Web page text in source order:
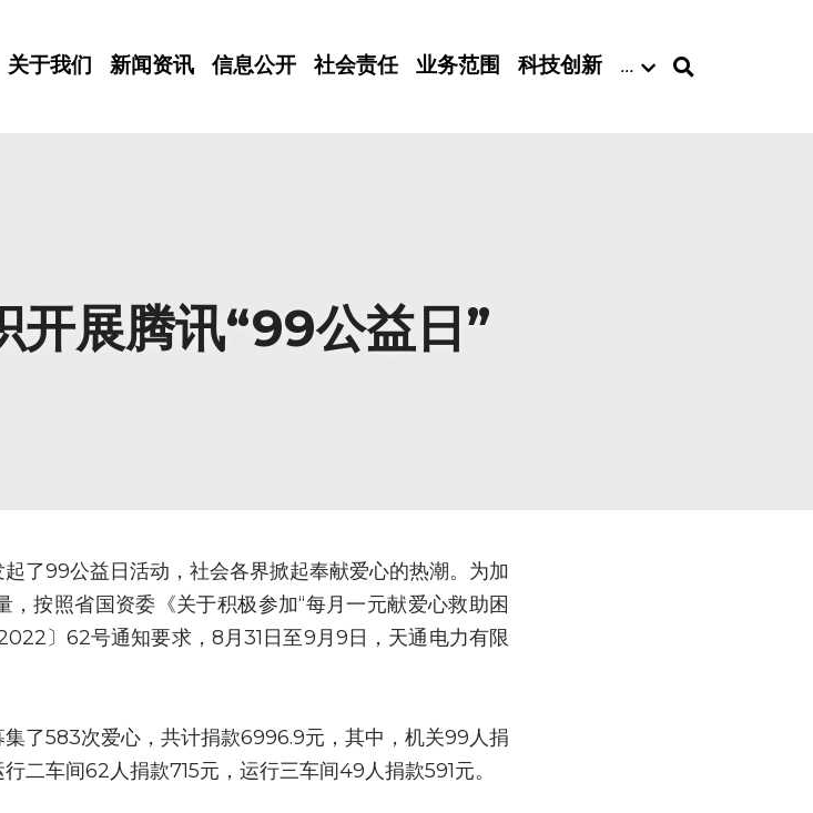
关于我们 新闻资讯 信息公开 社会责任 业务范围 科技创新 …
开展腾讯“99公益日”
99公益日活动，社会各界掀起奉献爱心的热潮。为加
按照省国资委《关于积极参加“每月一元献爱心救助困
〕62号通知要求，8月31日至9月9日，天通电力有限
583次爱心，共计捐款6996.9元，其中，机关99人捐
二车间62人捐款715元，运行三车间49人捐款591元。